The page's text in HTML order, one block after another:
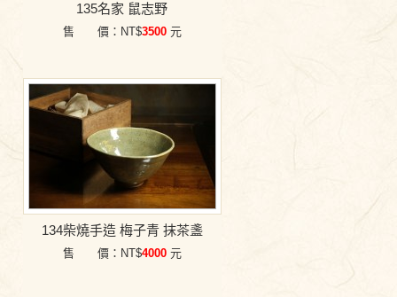
135名家 鼠志野
售 價：NT$3500 元
134柴燒手造 梅子青 抹茶盞
售 價：NT$4000 元